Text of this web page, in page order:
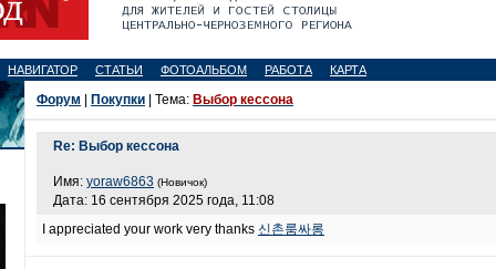
НАВИГАТОР СТАТЬИ ФОТОАЛЬБОМ РАБОТА КАРТА
Форум Покупки | Тема: Выбор кессона
Re: Выбор кессона
Имя: yoraw6863 (Новичок)
Дата: 16 сентября 2025 года, 11:08
I appreciated your work very thanks 신촌룸싸롱